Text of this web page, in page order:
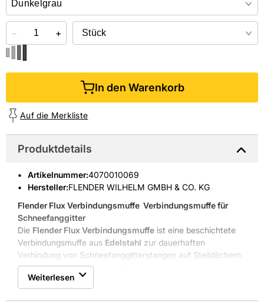
− +
In den Warenkorb
Auf die Merkliste
Produktdetails
Artikelnummer:4070010069
Hersteller:FLENDER WILHELM GMBH & CO. KG
Flender Flux Verbindungsmuffe  Verbindungsmuffe für
Schneefanggitter
Die Flender Flux Verbindungsmuffe ist eine beschichtete
Verbindungsmuffe aus Edelstahl zur dauerhaften
Verbindung von Schneefanggitterstangen auf Steildächern.
Edelstahl mit dunkelgrauer Beschichtung
Für Ø 13/13 mm Stangen
Korrosionsbeständig und langlebig
Weiterlesen